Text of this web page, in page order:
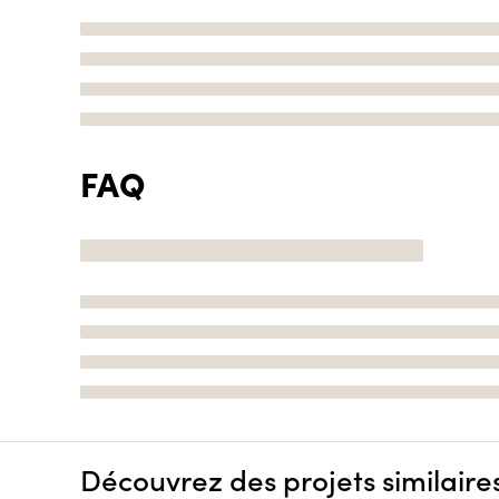
FAQ
Découvrez des projets